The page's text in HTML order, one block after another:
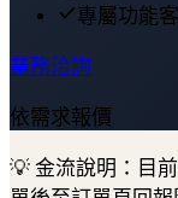
專屬功能
業務洽詢
依需求報價
💡 金流說明：目